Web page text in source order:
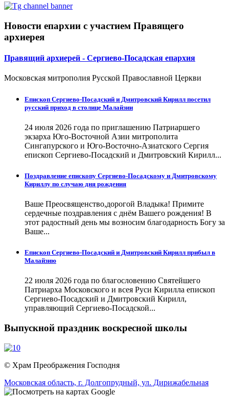
Новости епархии с участием Правящего
архиерея
Правящий архиерей - Сергиево-Посадская епархия
Московская митрополия Русской Православной Церкви
Епископ Сергиево-Посадский и Дмитровский Кирилл посетил
русский приход в столице Малайзии
24 июля 2026 года по приглашению Патриаршего
экзарха Юго-Восточной Азии митрополита
Сингапурского и Юго-Восточно-Азиатского Сергия
епископ Сергиево-Посадский и Дмитровский Кирилл...
Поздравление епископу Сергиево-Посадскому и Дмитровскому
Кириллу по случаю дня рождения
Ваше Преосвященство,дорогой Владыка! Примите
сердечные поздравления с днём Вашего рождения! В
этот радостный день мы возносим благодарность Богу за
Ваше...
Епископ Сергиево-Посадский и Дмитровский Кирилл прибыл в
Малайзию
22 июля 2026 года по благословению Святейшего
Патриарха Московского и всея Руси Кирилла епископ
Сергиево-Посадский и Дмитровский Кирилл,
управляющий Сергиево-Посадской...
Выпускной праздник воскресной школы
© Храм Преображения Господня
Московская область, г. Долгопрудный, ул. Дирижабельная